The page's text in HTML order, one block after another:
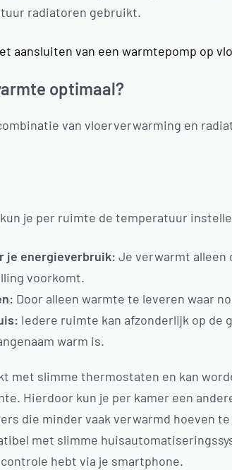
radiatoren gebruikt.
aansluiten van een warmtepomp op
optimaal?
van vloerverwarming en
je per ruimte de temperatuur
je energieverbruik: Je verwarmt alleen
voorkomt.
Door alleen warmte te leveren waar
Iedere ruimte kan afzonderlijk op
warm is.
met slimme thermostaten en kan
Hierdoor kun je per kamer een
die minder vaak verwarmd hoeven
met slimme
hebt via je smartphone.